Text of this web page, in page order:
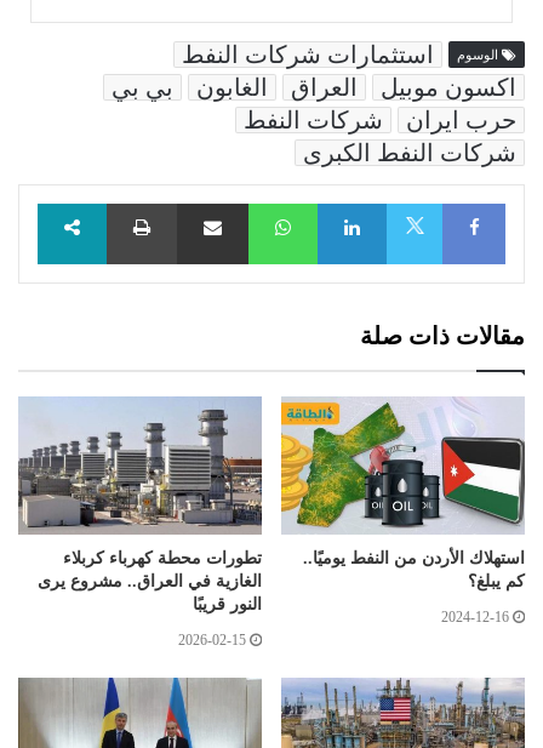
الوسوم
استثمارات شركات النفط
اكسون موبيل
العراق الغابون
بي بي
حرب ايران
شركات النفط
شركات النفط الكبرى
Facebook
LinkedIn
WhatsAppمشاركة عبر البريد طباعة
مقالات ذات صلة
استهلاك الأردن من النفط يوميًا..
كم يبلغ؟
2024-12-16
تطورات محطة كهرباء كربلاء
الغازية في العراق.. مشروع يرى
النور قريبًا
2026-02-15